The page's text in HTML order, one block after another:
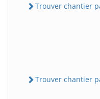
Trouver chantier
Trouver chantier